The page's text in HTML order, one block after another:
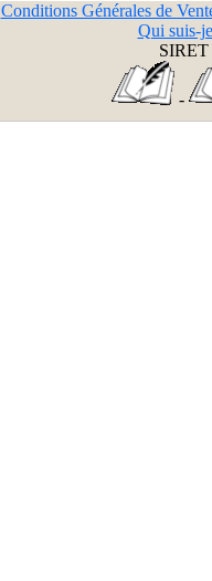
Conditions Générales de
Qui suis-
SIRET
-